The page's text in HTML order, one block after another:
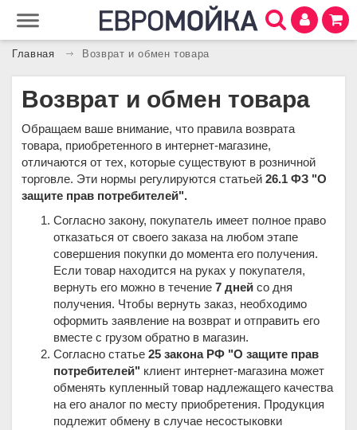
Главная Возврат и обмен товара
Возврат и обмен товара
Обращаем ваше внимание, что правила возврата
товара, приобретенного в интернет-магазине,
отличаются от тех, которые существуют в розничной
торговле. Эти нормы регулируются статьей 26.1 ФЗ "О
защите прав потребителей".
Согласно закону, покупатель имеет полное право
отказаться от своего заказа на любом этапе
совершения покупки до момента его получения.
Если товар находится на руках у покупателя,
вернуть его можно в течение 7 дней со дня
получения. Чтобы вернуть заказ, необходимо
оформить заявление на возврат и отправить его
вместе с грузом обратно в магазин.
Согласно статье 25 закона РФ "О защите прав
потребителей" клиент интернет-магазина может
обменять купленный товар надлежащего качества
на его аналог по месту приобретения. Продукция
подлежит обмену в случае несостыковки